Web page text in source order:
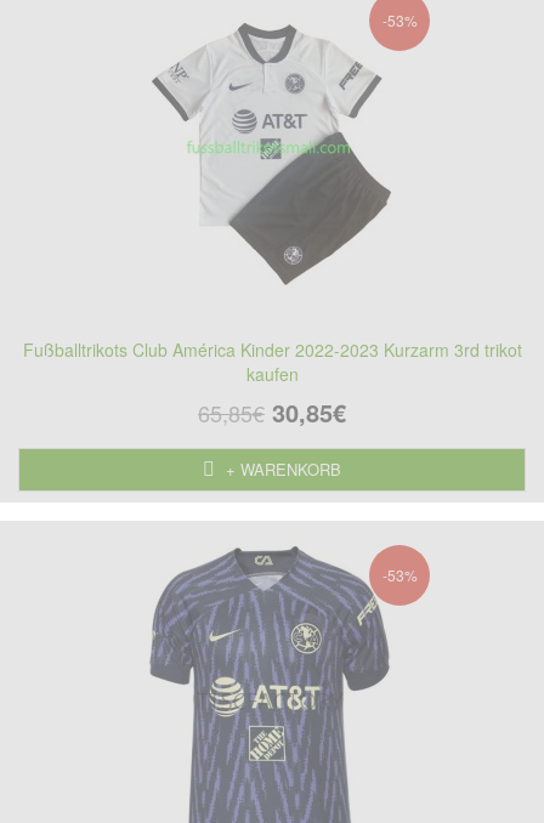
-53%
Fußballtrikots Club América Kinder 2022-2023 Kurzarm 3rd trikot
kaufen
65,85€ 30,85€
+ WARENKORB
-53%